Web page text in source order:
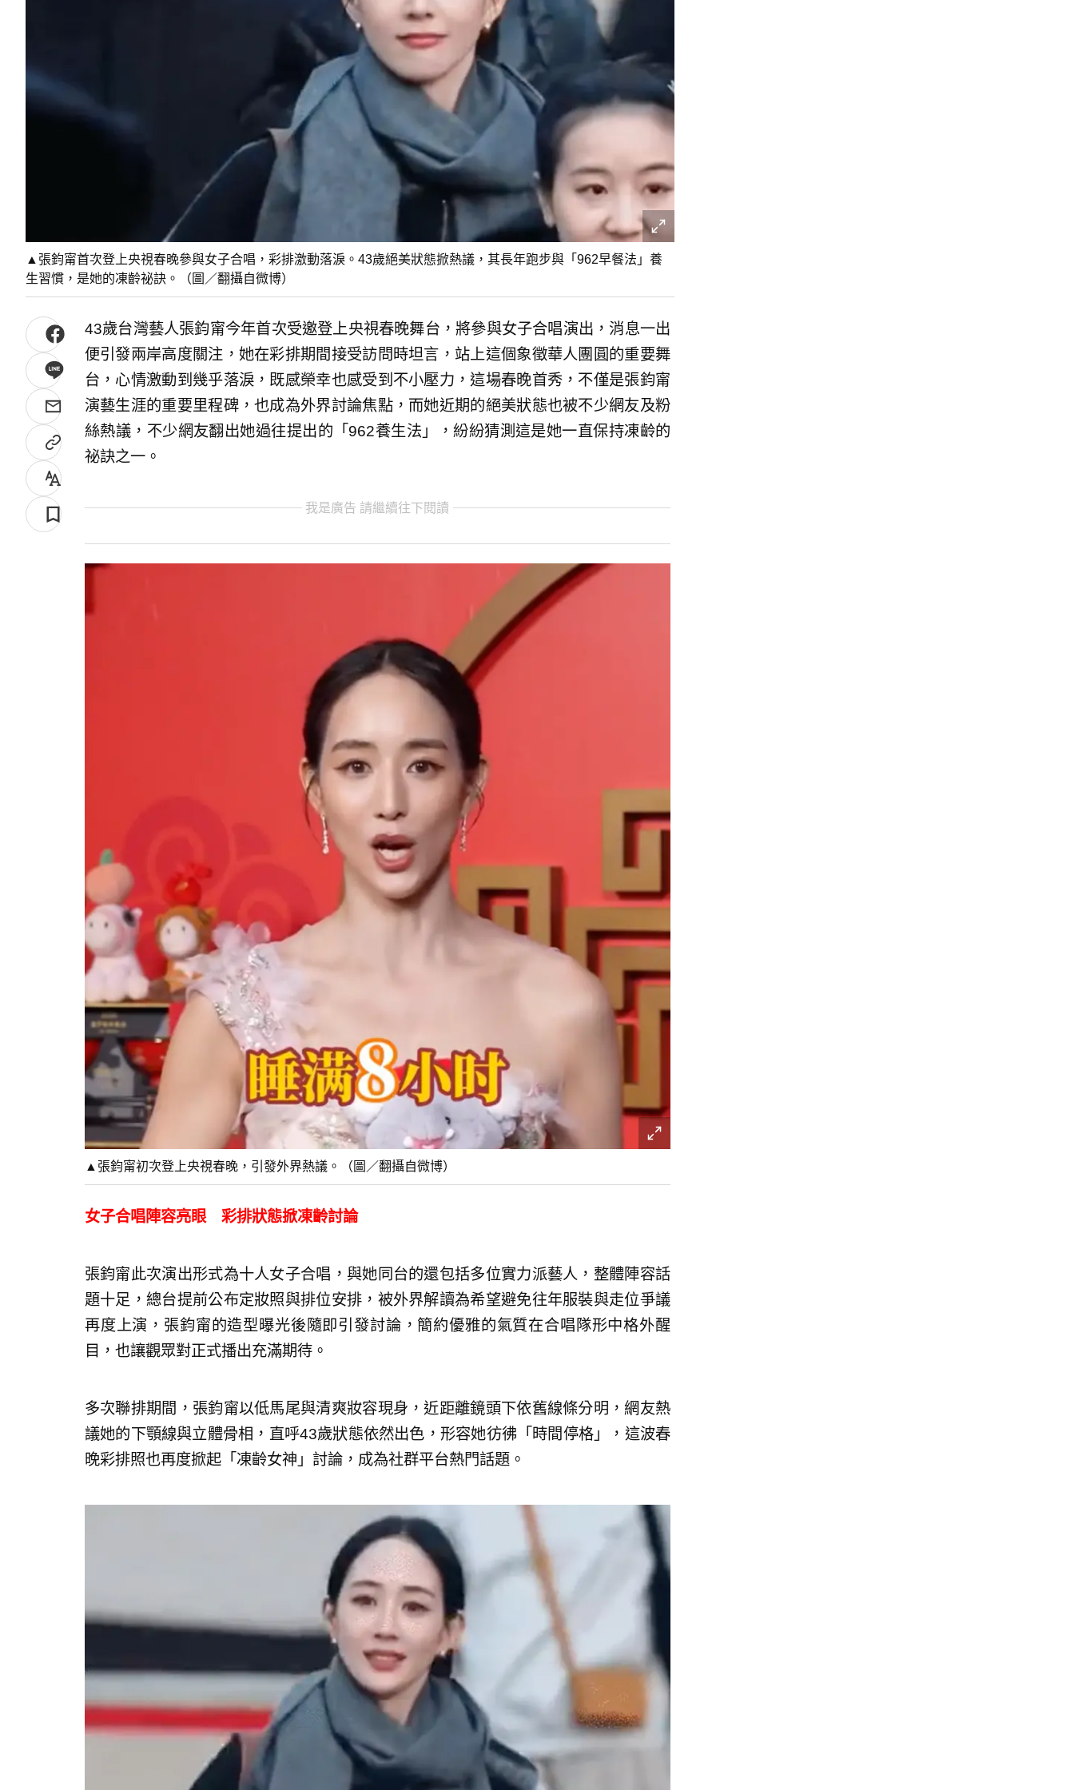
▲張鈞甯首次登上央視春晚參與女子合唱，彩排激動落淚。43歲絕美狀態掀熱議，其長年跑步與「962早餐法」養
生習慣，是她的凍齡祕訣。（圖／翻攝自微博）
43歲台灣藝人張鈞甯今年首次受邀登上央視春晚舞台，將參與女子合唱演出，消息一出
便引發兩岸高度關注，她在彩排期間接受訪問時坦言，站上這個象徵華人團圓的重要舞
台，心情激動到幾乎落淚，既感榮幸也感受到不小壓力，這場春晚首秀，不僅是張鈞甯
演藝生涯的重要里程碑，也成為外界討論焦點，而她近期的絕美狀態也被不少網友及粉
絲熱議，不少網友翻出她過往提出的「962養生法」，紛紛猜測這是她一直保持凍齡的
祕訣之一。
我是廣告 請繼續往下閱讀
▲張鈞甯初次登上央視春晚，引發外界熱議。（圖／翻攝自微博）
女子合唱陣容亮眼 彩排狀態掀凍齡討論
張鈞甯此次演出形式為十人女子合唱，與她同台的還包括多位實力派藝人，整體陣容話
題十足，總台提前公布定妝照與排位安排，被外界解讀為希望避免往年服裝與走位爭議
再度上演，張鈞甯的造型曝光後隨即引發討論，簡約優雅的氣質在合唱隊形中格外醒
目，也讓觀眾對正式播出充滿期待。
多次聯排期間，張鈞甯以低馬尾與清爽妝容現身，近距離鏡頭下依舊線條分明，網友熱
議她的下顎線與立體骨相，直呼43歲狀態依然出色，形容她彷彿「時間停格」，這波春
晚彩排照也再度掀起「凍齡女神」討論，成為社群平台熱門話題。